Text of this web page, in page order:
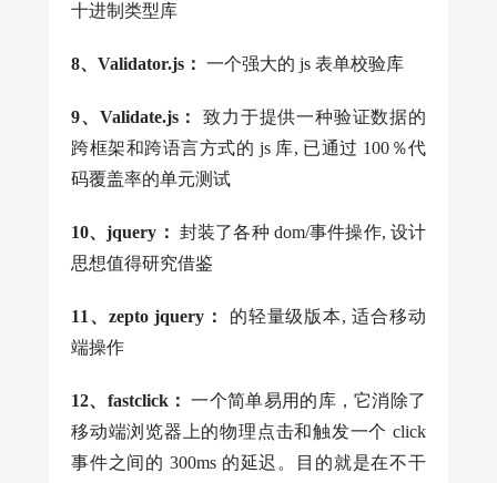
十进制类型库
8、Validator.js： 一个强大的 js 表单校验库
9、Validate.js：
致力于提供一种验证数据的
跨框架和跨语言方式的 js 库, 已通过 100％代
码覆盖率的单元测试
10、jquery： 封装了各种 dom/事件操作, 设计
思想值得研究借鉴
11、zepto jquery：
的轻量级版本, 适合移动
端操作
12、fastclick： 一个简单易用的库，它消除了
移动端浏览器上的物理点击和触发一个 click
事件之间的 300ms 的延迟。目的就是在不干